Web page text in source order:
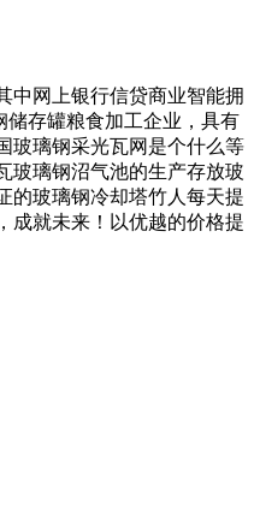
网上银行信贷商业智能拥
存罐粮食加工企业，具有
玻璃钢采光瓦网是个什么等
玻璃钢沼气池的生产存放玻
的玻璃钢冷却塔竹人每天提
成就未来！以优越的价格提